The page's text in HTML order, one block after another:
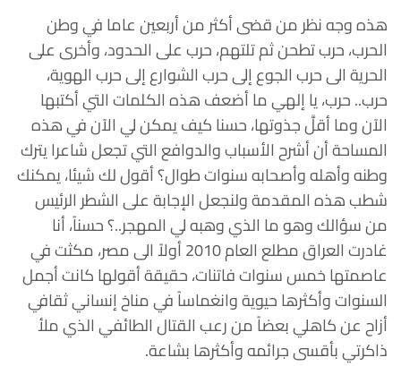
هذه وجه نظر من قضى أكثر من أربعين عاما في وطن
الحرب، حرب تطحن ثم تلتهم، حرب على الحدود، وأخرى على
الحرية الى حرب الجوع إلى حرب الشوارع إلى حرب الهوية،
حرب.. حرب، يا إلهي ما أضعف هذه الكلمات التي أكتبها
الآن وما أقلَّ جذوتها، حسنا كيف يمكن لي الآن في هذه
المساحة أن أشرح الأسباب والدوافع التي تجعل شاعرا يترك
وطنه وأهله وأصحابه سنوات طوال؟ أقول لك شيئا، يمكنك
شطب هذه المقدمة ولنجعل الإجابة على الشطر الرئيس
من سؤالك وهو ما الذي وهبه لي المهجر..؟ حسناً، أنا
غادرت العراق مطلع العام 2010 أولاً الى مصر، مكثت في
عاصمتها خمس سنوات فاتنات، حقيقة أقولها كانت أجمل
السنوات وأكثرها حيوية وانغماساً في مناخ إنساني ثقافي
أزاح عن كاهلي بعضاً من رعب القتال الطائفي الذي ملأ
ذاكرتي بأقسى جرائمه وأكثرها بشاعة.